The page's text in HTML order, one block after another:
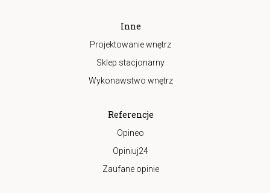
Inne
Projektowanie wnętrz
Sklep stacjonarny
Wykonawstwo wnętrz
Referencje
Opineo
Opiniuj24
Zaufane opinie